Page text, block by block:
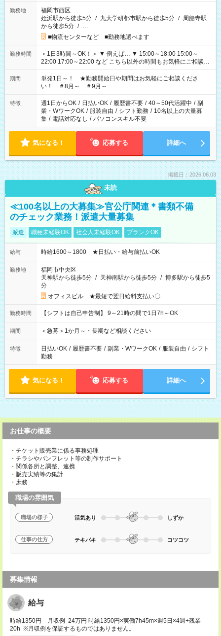
勤務地
福岡市西区
姪浜駅から徒歩5分 / 九大学研都市駅から徒歩5分 / 周船寺駅
から徒歩5分 / …
■物流センターなど ■勤務地選べます
勤務時間
＜1日3時間～OK！＞ ▼ 例えば… ▼ 15:00～18:00 15:00～
22:00 17:00～22:00 など こちら以外の時間もお気軽にご相談く
ださい！
期間
単発1日～！ ★勤務開始日や期間はお気軽にご相談くださ
い！ ＃8月～ ＃9月～
特徴 週1日からOK / 日払いOK / 履歴書不要 / 40～50代活躍中 / 副
業・WワークOK / 服装自由 / シフト勤務 / 10名以上の大量募
集 / 電話対応なし / パソコンスキル不要
気になる！ 応募する 詳細へ
掲載日：2026.08.03
未読
≪100名以上の大募集≫官公庁関連＊書類不備
のチェック業務！派遣大量募集
派遣 職種未経験OK 社会人未経験OK ブランクOK
給与 時給1600～1800 ★日払い・給与前払いOK
勤務地
福岡市中央区
天神駅から徒歩5分 / 天神南駅から徒歩5分 / 博多駅から徒歩5
分
オフィスビル ★最短で翌日給料支払い〇
勤務時間 【シフトは自己申告制】 9～21時の間で1日7h～OK
期間 ＜急募＞1か月～・長期など相談ください
特徴 日払いOK / 履歴書不要 / 副業・WワークOK / 服装自由 / シフト
勤務
気になる！ 応募する 詳細へ
お仕事の概要
・チケット販売業に係る事務処理
・チラシやパンフレット等の制作サポート
・関係各所と調整、連携
・販売実績等の集計
・庶務
職場の雰囲気
職場の様子 活気あり しずか
仕事の仕方 テキパキ コツコツ
募集情報
給与
時給1350円 月収例 24万円 時給1350円×実働7h45m×週5日×4週+残業
20h ※月収例を保証するものではありません。